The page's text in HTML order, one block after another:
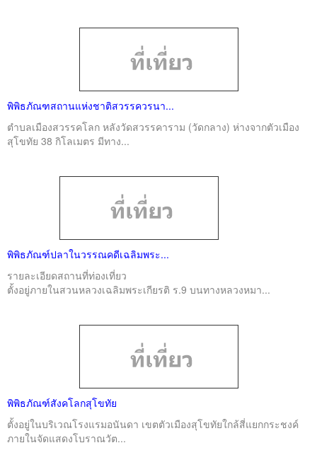
พิพิธภัณฑสถานแห่งชาติสวรรควรนา...
ตำบลเมืองสวรรคโลก หลังวัดสวรรคาราม (วัดกลาง) ห่างจากตัวเมือง
สุโขทัย 38 กิโลเมตร มีทาง...
พิพิธภัณฑ์ปลาในวรรณคดีเฉลิมพระ...
รายละเอียดสถานที่ท่องเที่ยว
ตั้งอยู่ภายในสวนหลวงเฉลิมพระเกียรติ ร.9 บนทางหลวงหมา...
พิพิธภัณฑ์สังคโลกสุโขทัย
ตั้งอยู่ในบริเวณโรงแรมอนันดา เขตตัวเมืองสุโขทัยใกล้สี่แยกกระชงค์
ภายในจัดแสดงโบราณวัต...